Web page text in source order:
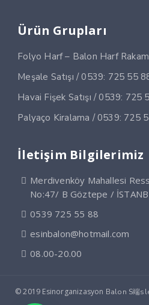
Ürün Grupları
Folyo Harf – Balon Harf Rakam
Meşale Satışı / 0539: 725 55
Havai Fişek Satışı / 0539: 725
Palyaço Kiralama / 0539: 725
İletişim Bilgilerimiz
Merdivenköy Mahallesi
No:47/ B Göztepe /
0539 725 55 88
esinbalon@hotmail.com
08.00-20.00
© 2019 Esinorganizasyon Balon S端